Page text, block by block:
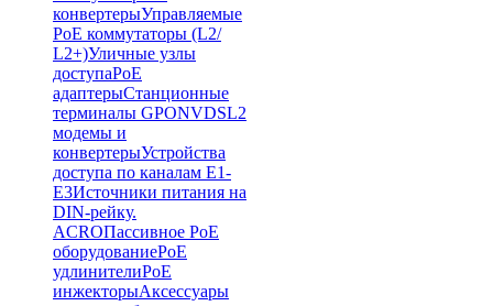
конвертерыУправляемые
PoE коммутаторы (L2/
L2+)Уличные узлы
доступаPoE
адаптерыСтанционные
терминалы GPONVDSL2
модемы и
конвертерыУстройства
доступа по каналам E1-
E3Источники питания на
DIN-рейку.
ACROПассивное PoE
оборудованиеPoE
удлинителиPoE
инжекторыАксессуары